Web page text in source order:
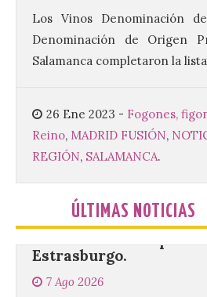
Los Vinos Denominación
Denominación de Origen
Salamanca completaron la
26 Ene 2023 - Fogones,
Reino, MADRID FUSIÓN,
REGIÓN, SALAMANCA.
ÚLTIMAS NOTICIAS
Gradefes.
mejores dulces conventuales,
cultura y un ambiente
Ayuntamiento de Gradefes,
La decimoctava
de León de…viaje nos
Estrasburgo.